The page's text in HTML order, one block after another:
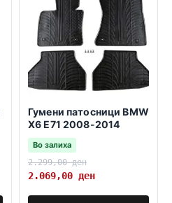
Гумени патосници BMW
X6 E71 2008-2014
Во залиха
2.299,00ден
2.069,00 ден